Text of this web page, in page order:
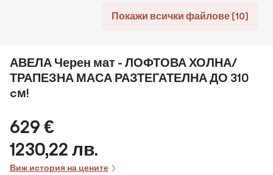
Покажи всички файлове (10)
АВЕЛА Черен мат - ЛОФТОВА ХОЛНА/
ТРАПЕЗНА МАСА РАЗТЕГАТЕЛНА ДО 310
cм!
629 €
1230,22 лв.
Виж история на цените